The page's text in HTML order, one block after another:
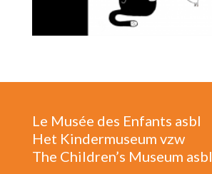
Le Musée des Enfants asbl
Het Kindermuseum vzw
The Children’s Museum asbl